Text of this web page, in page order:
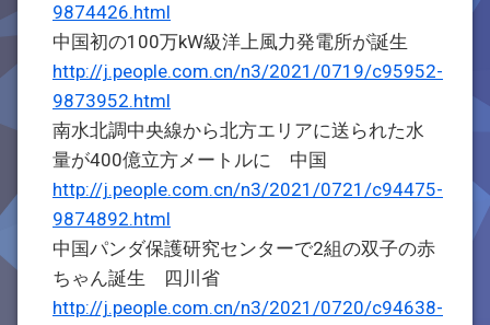
9874426.html
中国初の100万kW級洋上風力発電所が誕生
http://j.people.com.cn/n3/2021/0719/c95952-
9873952.html
南水北調中央線から北方エリアに送られた水
量が400億立方メートルに 中国
http://j.people.com.cn/n3/2021/0721/c94475-
9874892.html
中国パンダ保護研究センターで2組の双子の赤
ちゃん誕生 四川省
http://j.people.com.cn/n3/2021/0720/c94638-